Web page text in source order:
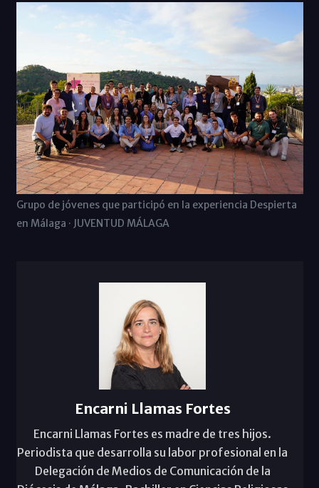
Grupo de jóvenes que participó en la experiencia Despierta
en Málaga · JUVENTUD MÁLAGA
Encarni Llamas Fortes
Encarni Llamas Fortes es madre de tres hijos.
Periodista que desarrolla su labor profesional en la
Delegación de Medios de Comunicación de la